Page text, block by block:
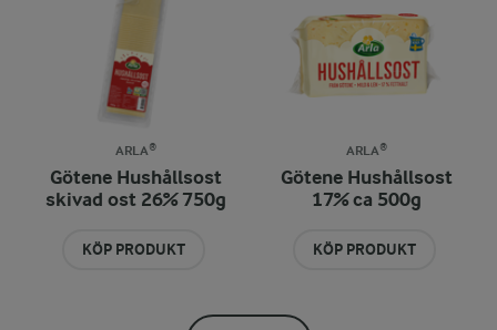
ARLA®
Götene Hushållsost
skivad ost 26% 750g
KÖP PRODUKT
ARLA®
Götene Hushållsost
17% ca 500g
KÖP PRODUKT